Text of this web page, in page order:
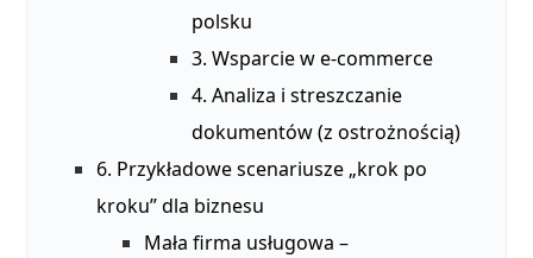
polsku
3. Wsparcie w e‑commerce
4. Analiza i streszczanie
dokumentów (z ostrożnością)
6. Przykładowe scenariusze „krok po
kroku” dla biznesu
Mała firma usługowa –